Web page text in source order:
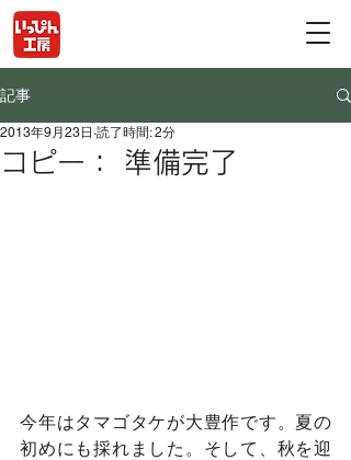
記事
コピー： 準備完了
2013年9月23日 読了時間: 2分
今年はタマゴタケが大豊作です。夏の
初めにも採れました。そして、秋を迎